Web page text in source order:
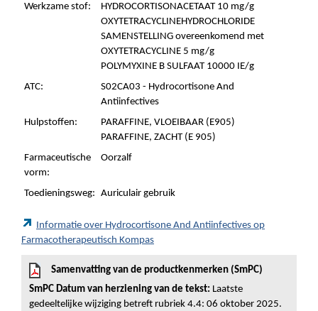
Werkzame stof:
HYDROCORTISONACETAAT 10 mg/g
OXYTETRACYCLINEHYDROCHLORIDE
SAMENSTELLING overeenkomend met
OXYTETRACYCLINE 5 mg/g
POLYMYXINE B SULFAAT 10000 IE/g
ATC:
S02CA03 - Hydrocortisone And
Antiinfectives
Hulpstoffen:
PARAFFINE, VLOEIBAAR (E905)
PARAFFINE, ZACHT (E 905)
Farmaceutische
vorm:
Oorzalf
Toedieningsweg: Auriculair gebruik
Informatie over Hydrocortisone And Antiinfectives op
Farmacotherapeutisch Kompas
Samenvatting van de productkenmerken (SmPC)
SmPC Datum van herziening van de tekst: Laatste
gedeeltelijke wijziging betreft rubriek 4.4: 06 oktober 2025.